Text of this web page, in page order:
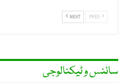
NEXT
سائنس و ٹیکنالوجی